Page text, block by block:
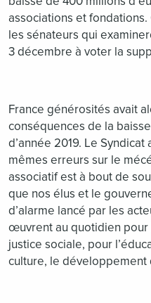
associations et
les sénateurs qui
3 décembre à voter la
France générosités avait
conséquences de la
d’année 2019. Le
mêmes erreurs sur le
associatif est à bout de
que nos élus et le
d’alarme lancé par les
œuvrent au quotidien pour
justice sociale, pour
culture, le développement